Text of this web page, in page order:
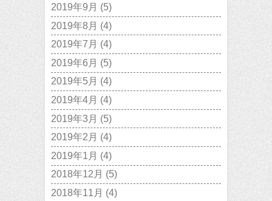
2019年9月 (5)
2019年8月 (4)
2019年7月 (4)
2019年6月 (5)
2019年5月 (4)
2019年4月 (4)
2019年3月 (5)
2019年2月 (4)
2019年1月 (4)
2018年12月 (5)
2018年11月 (4)